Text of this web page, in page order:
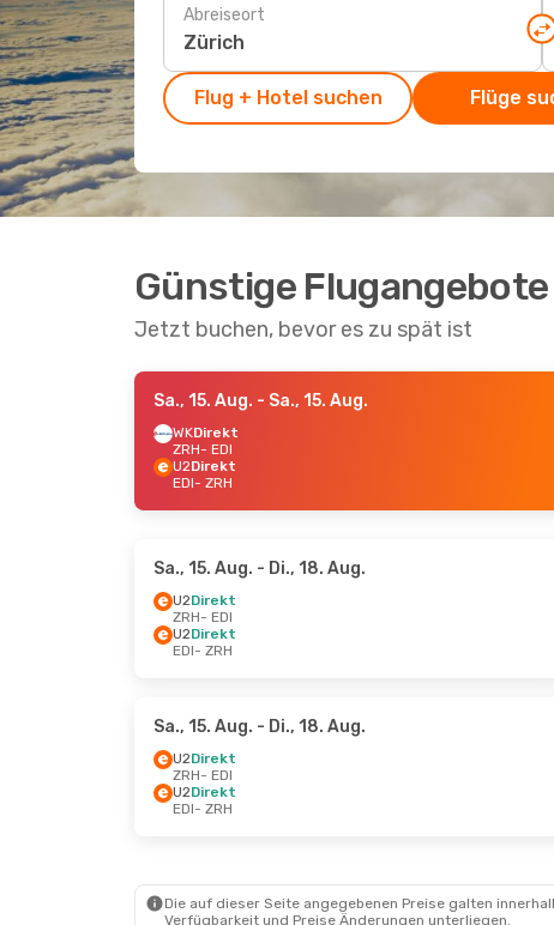
Abreiseort
Flug + Hotel suchen Flüge
Günstige
Jetzt buchen, bevor es zu spät ist
Sa., 15. Aug. - Sa., 15. Aug.
WKDirekt
ZRH- EDI
U2Direkt
EDI- ZRH
Sa., 15. Aug. - Di., 18. Aug.
U2Direkt
ZRH- EDI
U2Direkt
EDI- ZRH
Sa., 15. Aug. - Di., 18. Aug.
U2Direkt
ZRH- EDI
U2Direkt
EDI- ZRH
Die auf dieser Seite angegebenen Preise galten
Verfügbarkeit und Preise Änderungen unterliegen.